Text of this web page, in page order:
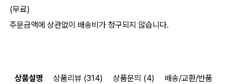
(무료)
주문금액에 상관없이 배송비가 청구되지 않습니다.
상품설명 상품리뷰 (314) 상품문의 (4) 배송/교환/반품